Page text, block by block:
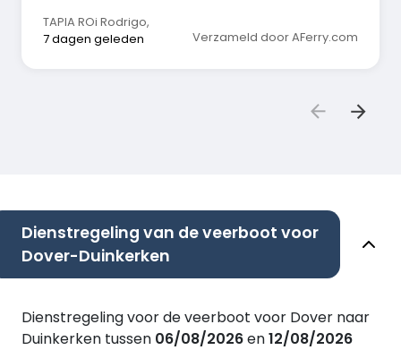
TAPIA ROi Rodrigo,
7 dagen geleden
Verzameld door AFerry.com
Dienstregeling van de veerboot voor
Dover-Duinkerken
Dienstregeling voor de veerboot voor Dover naar
Duinkerken tussen 06/08/2026en12/08/2026